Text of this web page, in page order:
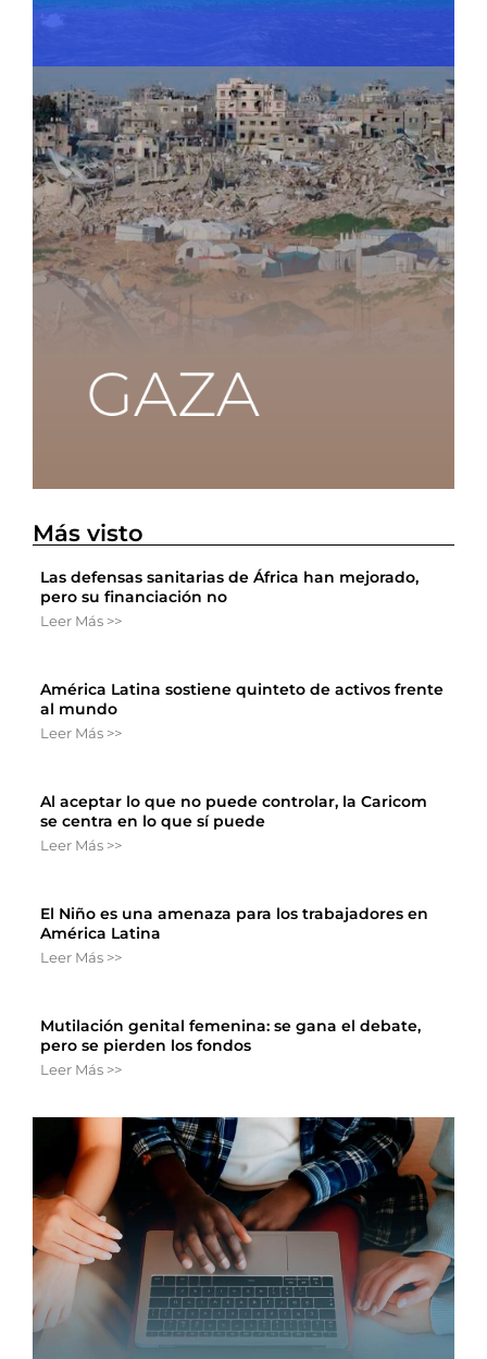
Más visto
Las defensas sanitarias de África han mejorado,
pero su financiación no
Leer Más >>
América Latina sostiene quinteto de activos frente
al mundo
Leer Más >>
Al aceptar lo que no puede controlar, la Caricom
se centra en lo que sí puede
Leer Más >>
El Niño es una amenaza para los trabajadores en
América Latina
Leer Más >>
Mutilación genital femenina: se gana el debate,
pero se pierden los fondos
Leer Más >>